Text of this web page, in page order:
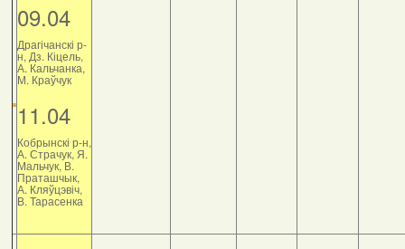
09.04
Драгічанскі р-
н, Дз. Кіцель,
А. Кальчанка,
М. Краўчук
11.04
Кобрынскі р-н,
А. Страчук, Я.
Мальчук, В.
Праташчык,
А. Кляўцэвіч,
В. Тарасенка